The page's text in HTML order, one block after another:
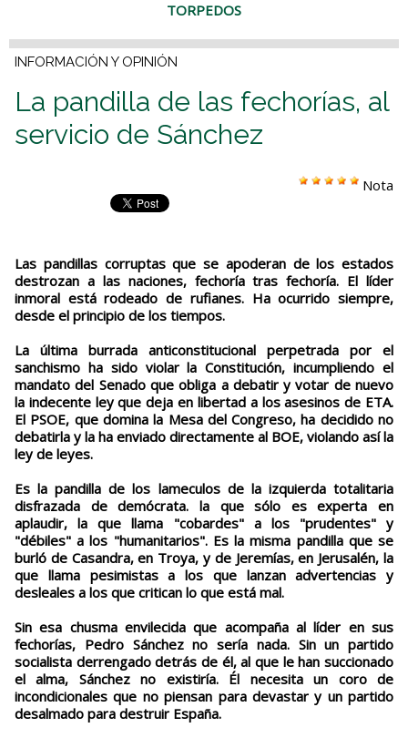
TORPEDOS
INFORMACIÓN Y OPINIÓN
La pandilla de las fechorías, al
servicio de Sánchez
Nota
Las pandillas corruptas que se apoderan de los estados
destrozan a las naciones, fechoría tras fechoría. El líder
inmoral está rodeado de rufianes. Ha ocurrido siempre,
desde el principio de los tiempos.
La última burrada anticonstitucional perpetrada por el
sanchismo ha sido violar la Constitución, incumpliendo el
mandato del Senado que obliga a debatir y votar de nuevo
la indecente ley que deja en libertad a los asesinos de ETA.
El PSOE, que domina la Mesa del Congreso, ha decidido no
debatirla y la ha enviado directamente al BOE, violando así la
ley de leyes.
Es la pandilla de los lameculos de la izquierda totalitaria
disfrazada de demócrata. la que sólo es experta en
aplaudir, la que llama "cobardes" a los "prudentes" y
"débiles" a los "humanitarios". Es la misma pandilla que se
burló de Casandra, en Troya, y de Jeremías, en Jerusalén, la
que llama pesimistas a los que lanzan advertencias y
desleales a los que critican lo que está mal.
Sin esa chusma envilecida que acompaña al líder en sus
fechorías, Pedro Sánchez no sería nada. Sin un partido
socialista derrengado detrás de él, al que le han succionado
el alma, Sánchez no existiría. Él necesita un coro de
incondicionales que no piensan para devastar y un partido
desalmado para destruir España.